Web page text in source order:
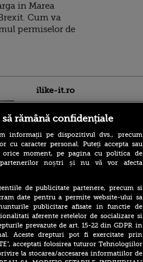
in Marea
Cum va
permiselor de
ilike-it.ro
să rămână confidențiale
informații pe dispozitivul dvs., precum
cu caracter personal. Puteți accepta sau
moment, pe pagina cu politica de
partenerilor noștri și nu vă vor afecta
de publicitate partenere, precum si
date pentru a permite website-ului sa
publicitare afisate in functie de
aferente retelelor de socializare si
prevazute de art. 15-22 din GDPR in
Aceste drepturi pot fi exercitate prin
acceptati folosirea tuturor Tehnologiilor
la stocarea/accesarea informatiilor de